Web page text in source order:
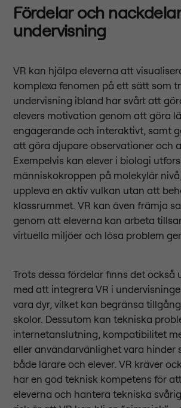
Fördelar och
undervisning
VR kan hjälpa eleverna att
komplexa fenomen på ett sätt som
undervisning ibland har svårt att
elevers motivation genom att göra
engagerande och interaktivt, samt
att göra djupare observationer och
Exempelvis kan elever i biologi
människokroppen på molekylär
uppleva en aktiv vulkan utan att
klassrummet. VR kan även främja
genom att eleverna kan arbeta
virtuella miljöer och lösa problem
Trots dessa fördelar finns det också
med att integrera VR i
vara dyr, vilket kan begränsa
skolor. Dessutom kan tekniska
internetanslutning, kompatibilitet
eller användarvänlighet vara hinder
både lärare och elever. VR kräver
har en god teknisk kompetens för
eleverna och hantera tekniska